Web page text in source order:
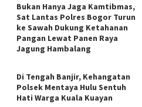
Bukan Hanya Jaga Kamtibmas,
Sat Lantas Polres Bogor Turun
ke Sawah Dukung Ketahanan
Pangan Lewat Panen Raya
Jagung Hambalang
Di Tengah Banjir, Kehangatan
Polsek Mentaya Hulu Sentuh
Hati Warga Kuala Kuayan